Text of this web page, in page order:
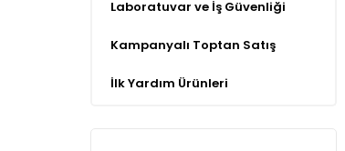
Laboratuvar ve İş Güvenliği
Kampanyalı Toptan Satış
İlk Yardım Ürünleri